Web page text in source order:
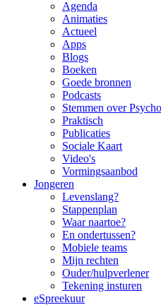
Agenda
Animaties
Actueel
Apps
Blogs
Boeken
Goede bronnen
Podcasts
Stemmen over
Praktisch
Publicaties
Sociale Kaart
Video's
Vormingsaanbod
Jongeren
Levenslang?
Stappenplan
Waar naartoe?
En ondertussen?
Mobiele teams
Mijn rechten
Ouder/hulpverlener
Tekening insturen
eSpreekuur